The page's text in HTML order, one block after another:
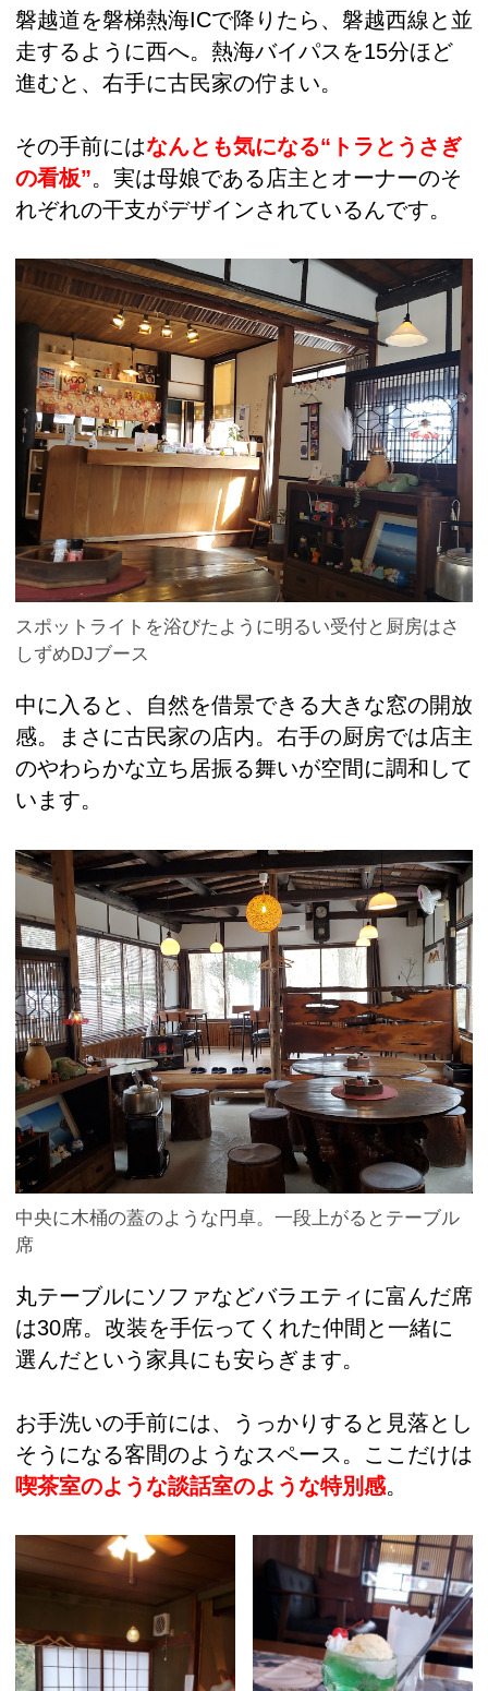
磐越道を磐梯熱海ICで降りたら、磐越西線と並
走するように西へ。熱海バイパスを15分ほど
進むと、右手に古民家の佇まい。
その手前にはなんとも気になる“トラとうさぎ
の看板”。実は母娘である店主とオーナーのそ
れぞれの干支がデザインされているんです。
スポットライトを浴びたように明るい受付と厨房はさ
しずめDJブース
中に入ると、自然を借景できる大きな窓の開放
感。まさに古民家の店内。右手の厨房では店主
のやわらかな立ち居振る舞いが空間に調和して
います。
中央に木桶の蓋のような円卓。一段上がるとテーブル
席
丸テーブルにソファなどバラエティに富んだ席
は30席。改装を手伝ってくれた仲間と一緒に
選んだという家具にも安らぎます。
お手洗いの手前には、うっかりすると見落とし
そうになる客間のようなスペース。ここだけは
喫茶室のような談話室のような特別感。